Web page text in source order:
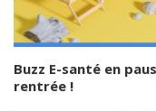
Buzz E-santé en
rentrée !